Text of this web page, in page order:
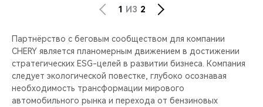
1 ИЗ 2
Партнёрство с беговым сообществом для компании
CHERY является планомерным движением в достижении
стратегических ESG-целей в развитии бизнеса. Компания
следует экологической повестке, глубоко осознавая
необходимость трансформации мирового
автомобильного рынка и перехода от бензиновых